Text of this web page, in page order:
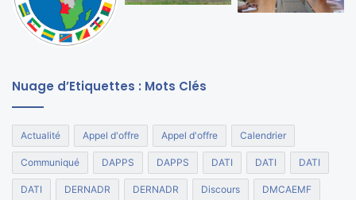
Nuage d’Etiquettes : Mots Clés
Actualité Appel d'offre Appel d'offre Calendrier
Communiqué DAPPS DAPPS DATI DATI DATI
DATI DERNADR DERNADR Discours DMCAEMF